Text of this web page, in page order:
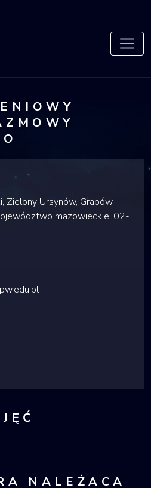
Zielony Ursynów, Grabów,
mazowieckie, 02-
NALEŻACA